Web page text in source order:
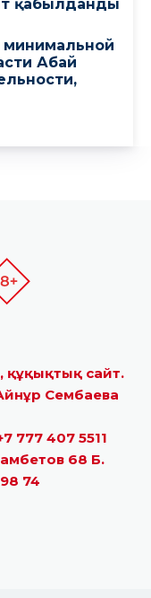
құқықтық сайт.
Сембаева
777 407 5511
68 Б.
74